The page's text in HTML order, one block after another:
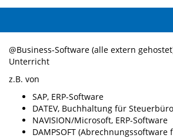
@Business-Software (alle extern
Unterricht
z.B. von
SAP, ERP-Software
DATEV, Buchhaltung für
NAVISION/Microsoft, ERP-Software
DAMPSOFT (Abrechnungssoftware